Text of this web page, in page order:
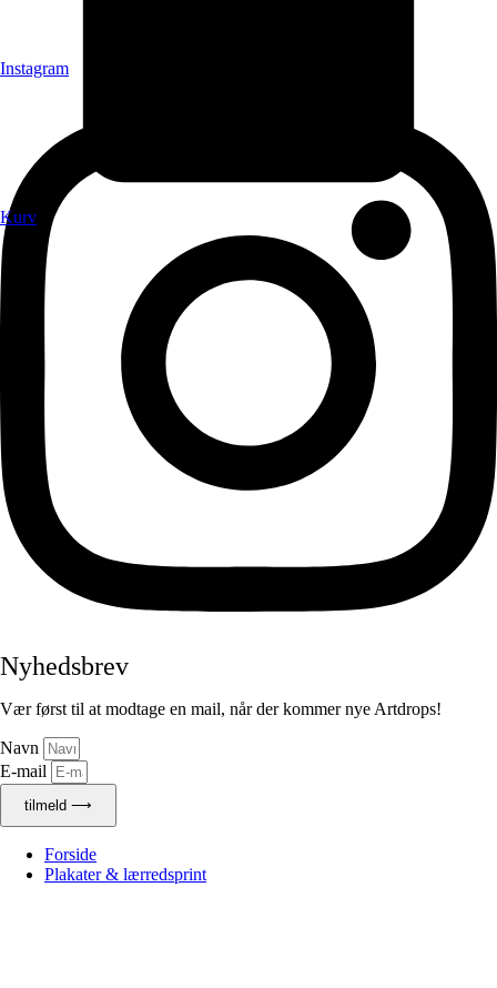
Kurv
Instagram
Nyhedsbrev
Vær først til at modtage en mail, når der kommer nye Artdrops!
Navn
E-mail
tilmeld ⟶
Forside
Plakater & lærredsprint